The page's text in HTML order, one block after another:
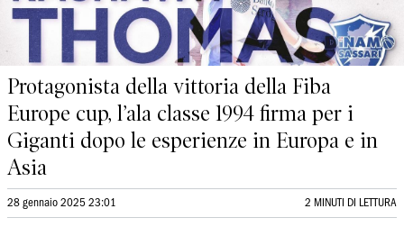
Protagonista della vittoria della Fiba
Europe cup, l’ala classe 1994 firma per i
Giganti dopo le esperienze in Europa e in
Asia
28 gennaio 2025 23:01 2 MINUTI DI LETTURA